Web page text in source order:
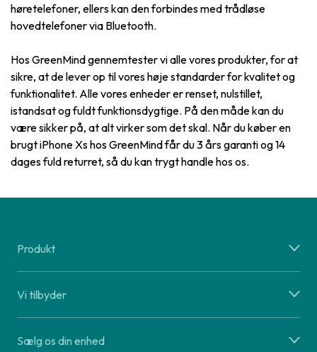
høretelefoner, ellers kan den forbindes med trådløse
hovedtelefoner via Bluetooth.
Hos GreenMind gennemtester vi alle vores produkter, for at
sikre, at de lever op til vores høje standarder for kvalitet og
funktionalitet. Alle vores enheder er renset, nulstillet,
istandsat og fuldt funktionsdygtige. På den måde kan du
være sikker på, at alt virker som det skal. Når du køber en
brugt iPhone Xs hos GreenMind får du 3 års garanti og 14
dages fuld returret, så du kan trygt handle hos os.
Produkt
Vi tilbyder
Sælg os din enhed